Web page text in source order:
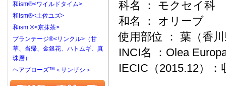
科名 ： モクセイ科
和名 ： オリーブ
使用部位 ： 葉（香
INCI名 ：Olea
IECIC（2015.12）：
和ism®<ワイルドタイム>
和ism®<土佐ユズ>
和ism ®<京抹茶>
プランテージ®<リンクル>（甘
草、当帰、金銀花、ハトムギ、真
珠層）
ヘアプローズ™＜サンザシ＞